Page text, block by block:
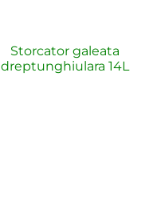
Storcator galeata
dreptunghiulara 14L